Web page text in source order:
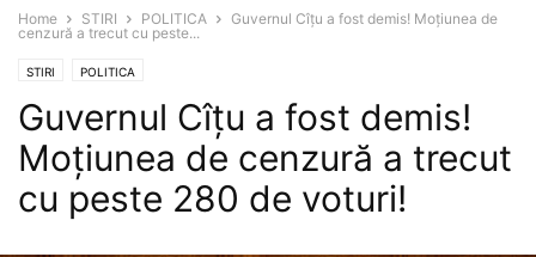
Home STIRI POLITICA
Guvernul Cîțu a fost demis! Moțiunea de
cenzură a trecut cu peste...
STIRI POLITICA
Guvernul Cîțu a fost demis!
Moțiunea de cenzură a trecut
cu peste 280 de voturi!